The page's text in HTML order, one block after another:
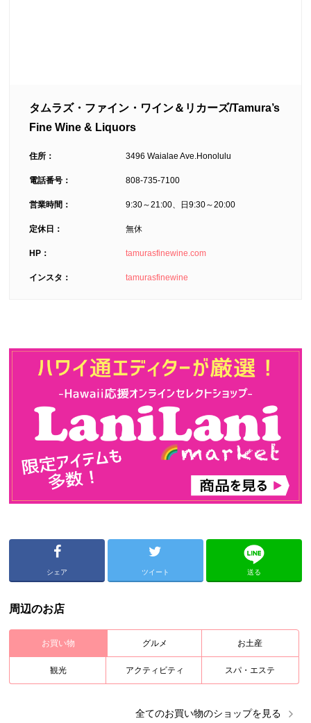
タムラズ・ファイン・ワイン＆リカーズ/Tamura’s
Fine Wine & Liquors
住所： 3496 Waialae Ave.Honolulu
電話番号： 808-735-7100
営業時間： 9:30～21:00、日9:30～20:00
定休日： 無休
HP： tamurasfinewine.com
インスタ： tamurasfinewine
シェア ツイート 送る
周辺のお店
お買い物 グルメ お土産
観光 アクティビティ スパ・エステ
全てのお買い物のショップを見る